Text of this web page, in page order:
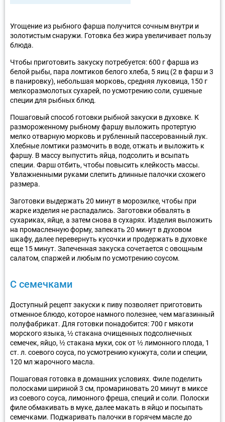
Угощение из рыбного фарша получится сочным внутри и
золотистым снаружи. Готовка без жира увеличивает пользу
блюда.
Чтобы приготовить закуску потребуется: 600 г фарша из
белой рыбы, пара ломтиков белого хлеба, 5 яиц (2 в фарш и 3
в панировку), небольшая морковь, средняя луковица, 150 г
мелкоразмолотых сухарей, по усмотрению соли, сушеные
специи для рыбных блюд.
Пошаговый способ готовки рыбной закуски в духовке. К
размороженному рыбному фаршу выложить протертую
мелко отварную морковь и рубленный пассерованный лук.
Хлебные ломтики размочить в воде, отжать и выложить к
фаршу. В массу выпустить яйца, подсолить и всыпать
специи. Фарш отбить, чтобы повысить клейкость массы.
Увлажненными руками слепить длинные палочки схожего
размера.
Заготовки выдержать 20 минут в морозилке, чтобы при
жарке изделия не распадались. Заготовки обвалять в
сухариках, яйце, а затем снова в сухарях. Изделия выложить
на промасленную форму, запекать 20 минут в духовом
шкафу, далее перевернуть кусочки и продержать в духовке
еще 15 минут. Запеченная закуска сочетается с овощным
салатом, спаржей и любым по усмотрению соусом.
С семечками
Доступный рецепт закуски к пиву позволяет приготовить
отменное блюдо, которое намного полезнее, чем магазинный
полуфабрикат. Для готовки понадобится: 700 г мякоти
морского языка, ½ стакана очищенных подсолнечных
семечек, яйцо, ½ стакана муки, сок от ½ лимонного плода, 1
ст. л. соевого соуса, по усмотрению кунжута, соли и специи,
120 мл жарочного масла.
Пошаговая готовка в домашних условиях. Филе поделить
полосками шириной 3 см, промариновать 20 минут в миксе
из соевого соуса, лимонного фреша, специй и соли. Полоски
филе обмакивать в муке, далее макать в яйцо и посыпать
семечками. Поджаривать палочки в горячем масле до